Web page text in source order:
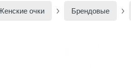
очки Брендовые